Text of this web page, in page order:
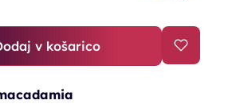
v košarico